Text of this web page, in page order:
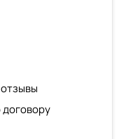
договору